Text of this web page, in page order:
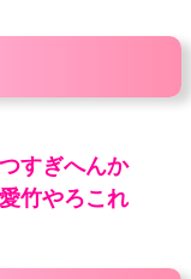
すぎへんか
竹やろこれ